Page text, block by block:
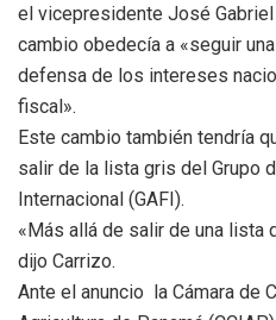
el vicepresidente José
cambio obedecía a «seguir
defensa de los intereses
fiscal».
Este cambio también tendría
salir de la lista gris del Grupo
Internacional (GAFI).
«Más allá de salir de una
dijo Carrizo.
Ante el anuncio la Cámara de